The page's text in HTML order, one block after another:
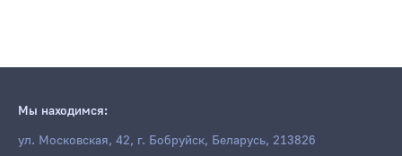
Мы находимся:
ул. Московская, 42, г. Бобруйск, Беларусь, 213826